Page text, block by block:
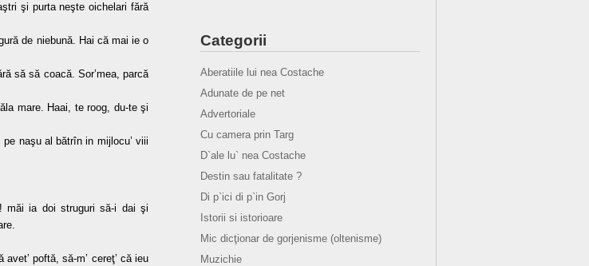
şi purta neşte oichelari fără
de niebună. Hai că mai ie o
să să coacă. Sor’mea, parcă
mare. Haai, te roog, du-te şi
naşu al bătrîn in mijlocu’ viii
măi ia doi struguri să-i dai şi
poftă, să-m’ cereţ’ că ieu
Categorii
Aberatiile lui nea Costache
Adunate de pe net
Advertoriale
Cu camera prin Targ
D`ale lu` nea Costache
Destin sau fatalitate ?
Di p`ici di p`in Gorj
Istorii si istorioare
Mic dicţionar de gorjenisme (oltenisme)
Muzichie